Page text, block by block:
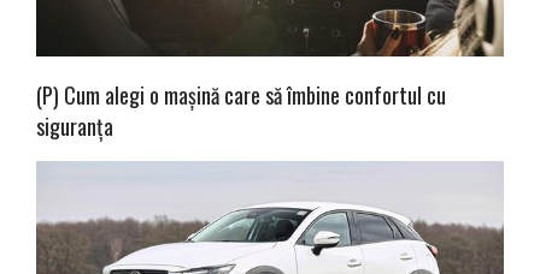
(P) Cum alegi o mașină care să îmbine confortul cu
siguranța